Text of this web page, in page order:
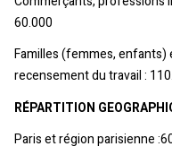
60.000
Familles (femmes, enfants)
recensement du travail :
RÉPARTITION
Paris et région parisienne